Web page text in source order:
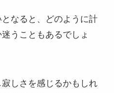
なると、どのように計
うこともあるでしょ
しさを感じるかもしれ